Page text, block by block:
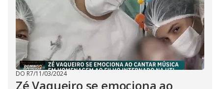
DO R7/11/03/2024
Zé Vaqueiro se emociona ao